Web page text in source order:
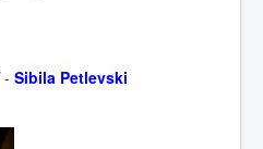
- Sibila Petlevski